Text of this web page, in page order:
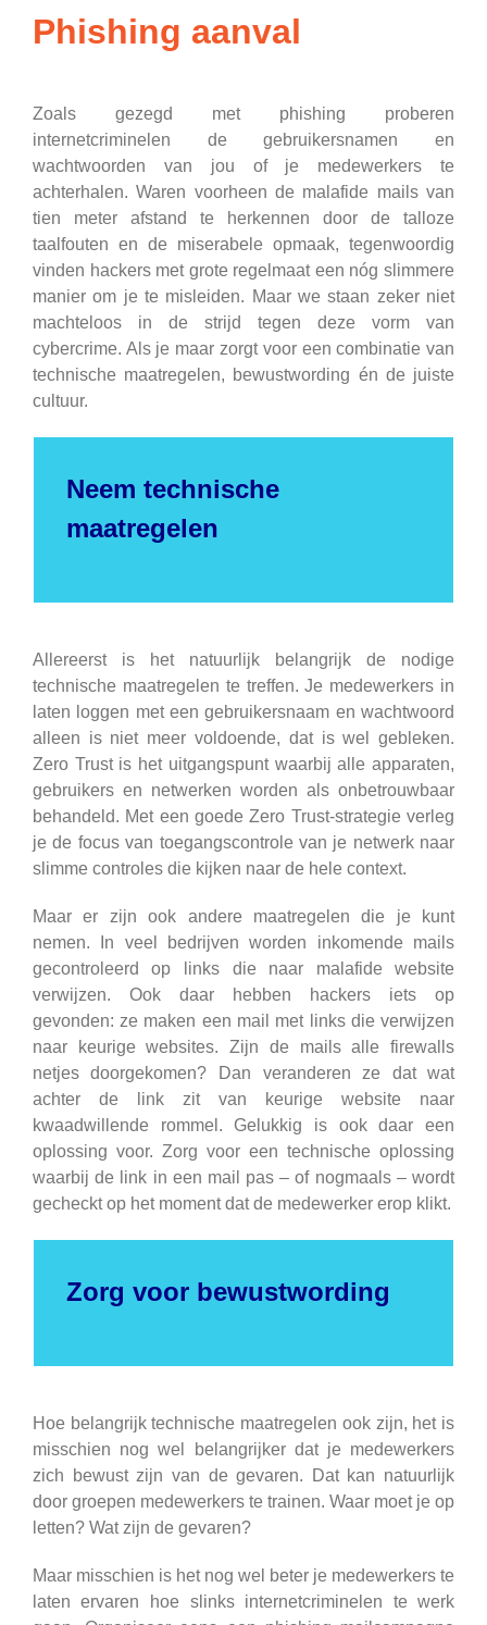
Phishing aanval
Zoals gezegd met phishing proberen
internetcriminelen de gebruikersnamen en
wachtwoorden van jou of je medewerkers te
achterhalen. Waren voorheen de malafide mails van
tien meter afstand te herkennen door de talloze
taalfouten en de miserabele opmaak, tegenwoordig
vinden hackers met grote regelmaat een nóg slimmere
manier om je te misleiden. Maar we staan zeker niet
machteloos in de strijd tegen deze vorm van
cybercrime. Als je maar zorgt voor een combinatie van
technische maatregelen, bewustwording én de juiste
cultuur.
Neem technische
maatregelen
Allereerst is het natuurlijk belangrijk de nodige
technische maatregelen te treffen. Je medewerkers in
laten loggen met een gebruikersnaam en wachtwoord
alleen is niet meer voldoende, dat is wel gebleken.
Zero Trust is het uitgangspunt waarbij alle apparaten,
gebruikers en netwerken worden als onbetrouwbaar
behandeld. Met een goede Zero Trust-strategie verleg
je de focus van toegangscontrole van je netwerk naar
slimme controles die kijken naar de hele context.
Maar er zijn ook andere maatregelen die je kunt
nemen. In veel bedrijven worden inkomende mails
gecontroleerd op links die naar malafide website
verwijzen. Ook daar hebben hackers iets op
gevonden: ze maken een mail met links die verwijzen
naar keurige websites. Zijn de mails alle firewalls
netjes doorgekomen? Dan veranderen ze dat wat
achter de link zit van keurige website naar
kwaadwillende rommel. Gelukkig is ook daar een
oplossing voor. Zorg voor een technische oplossing
waarbij de link in een mail pas – of nogmaals – wordt
gecheckt op het moment dat de medewerker erop klikt.
Zorg voor bewustwording
Hoe belangrijk technische maatregelen ook zijn, het is
misschien nog wel belangrijker dat je medewerkers
zich bewust zijn van de gevaren. Dat kan natuurlijk
door groepen medewerkers te trainen. Waar moet je op
letten? Wat zijn de gevaren?
Maar misschien is het nog wel beter je medewerkers te
laten ervaren hoe slinks internetcriminelen te werk